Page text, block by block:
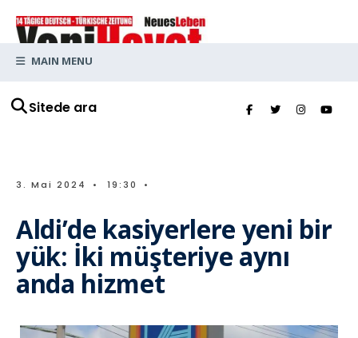
Sitede ara
MAIN MENU
3. Mai 2024 • 19:30 •
Aldi’de kasiyerlere yeni bir
yük: İki müşteriye aynı
anda hizmet